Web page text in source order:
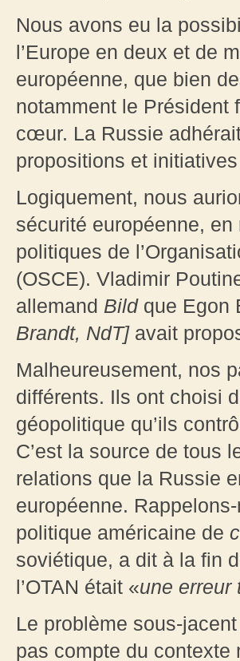
Nous avons eu la
l’Europe en deux et de
européenne, que bien
notamment le Président
cœur. La Russie
propositions et
Logiquement, nous
sécurité européenne,
politiques de
(OSCE). Vladimir
allemand Bildque Egon
Brandt, NdT]avait
Malheureusement, nos
différents. Ils ont choisi
géopolitique qu’ils
C’est la source de tous
relations que la Russie
européenne.
politique américaine de
soviétique, a dit à la fin
l’OTAN était «une erreur
Le problème sous-
pas compte du contexte